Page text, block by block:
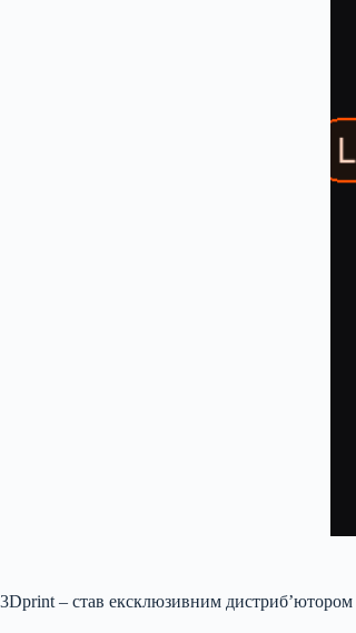
3Dprint – став ексклюзивним